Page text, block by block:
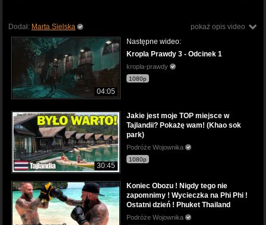
pokaż opis video
Dodał: Marta Sielska
04:05
Następne wideo:
Kropla Prawdy 3 - Odcinek 1
kropla-prawdy
1080p
30:45
Jakie jest moje TOP miejsce w
Tajlandii? Pokażę wam! (Khao sok
park)
Podróże Wojownika
1080p
Koniec Obozu ! Nigdy tego nie
zapomnimy ! Wycieczka na Phi Phi !
Ostatni dzień ! Phuket Thailand
Podróże Wojownika